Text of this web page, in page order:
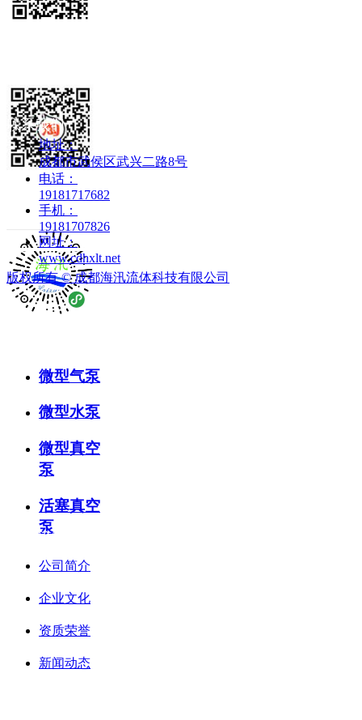
淘宝旗舰店
联系我们
地址：
成都市武侯区武兴二路8号
电话：
19181717682
手机：
19181707826
网址：
www.cdhxlt.net
版权所有 © 成都海汛流体科技有限公司
微型气泵
微型水泵
微型真空
泵
活塞真空
泵
关于我们
公司简介
企业文化
资质荣誉
新闻动态